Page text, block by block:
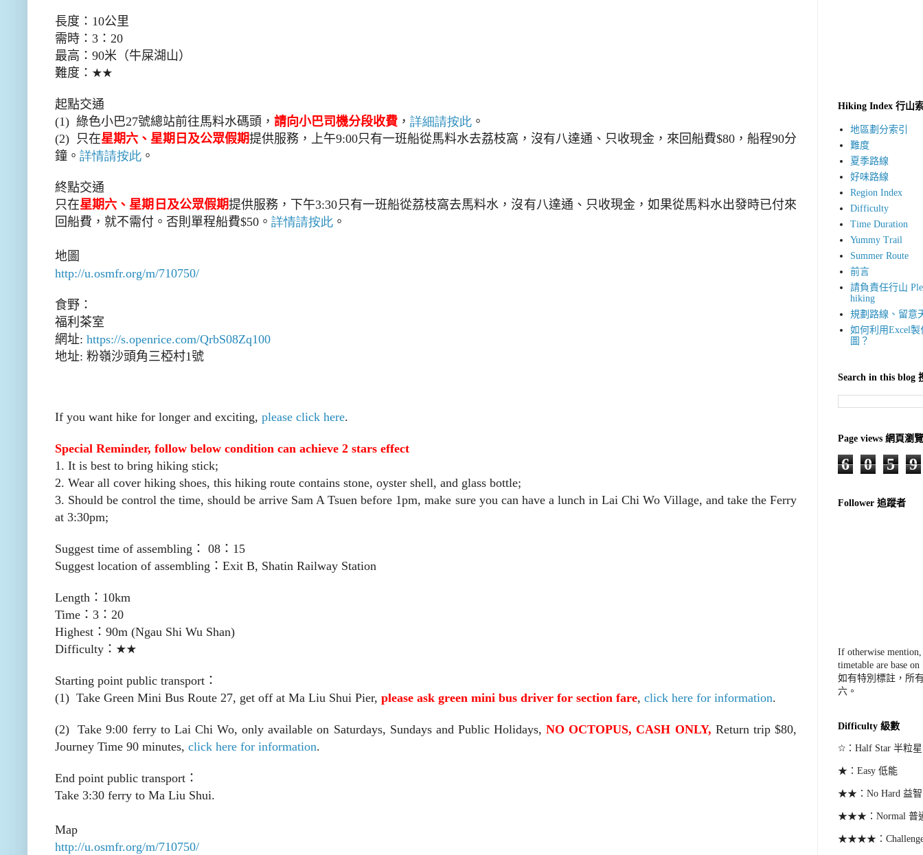
長度： 10公里
需時： 3 ： 20
最高： 90米（牛屎湖山）
難度： ★★
起點交通
(1) 綠色小巴27號總站前往馬料水碼頭， 請向小巴司機分段收費 ， 詳細請按此 。
(2) 只在星期六、星期日及公眾假期提供服務，上午9:00只有一班船從馬料水去荔枝窩，沒有八達通、只收現金，來回船費$80 ，船程90分
鐘。 詳情請按此 。
終點交通
只在星期六、星期日及公眾假期提供服務，下午3:30只有一班船從荔枝窩去馬料水，沒有八達通、只收現金，如果從馬料水出發時已付來
回船費，就不需付。否則單程船費$50 。 詳情請按此 。
地圖
http://u.osmfr.org/m/710750/
食野：
福利茶室
網址: https://s.openrice.com/QrbS08Zq100
地址: 粉嶺沙頭角三椏村1號
If you want hike for longer and exciting, please click here.
Special Reminder, follow below condition can achieve 2 stars effect
1. It is best to bring hiking stick;
2. Wear all cover hiking shoes, this hiking route contains stone, oyster shell, and glass bottle;
3. Should be control the time, should be arrive Sam A Tsuen before 1pm, make sure you can have a lunch in Lai Chi Wo Village, and take the Ferry
at 3:30pm;
Suggest time of assembling ： 08 ： 15
​Suggest location of assembling ： Exit B, Shatin Railway Station
Length ： 10km
Time ： 3 ： 20
Highest ： 90m (Ngau Shi Wu Shan)
Difficulty ： ★★
Starting point public transport ：
(1) Take Green Mini Bus Route 27, get off at Ma Liu Shui Pier, please ask green mini bus driver for section fare, click here for information.
(2) Take 9:00 ferry to Lai Chi Wo, only available on Saturdays, Sundays and Public Holidays,NO OCTOPUS, CASH ONLY, Return trip $80,
Journey Time 90 minutes, click here for information.
End point public transport ：
Take 3:30 ferry to Ma Liu Shui.
Map
http://u.osmfr.org/m/710750/
Hiking Index 行山
地區劃分索引
難度
夏季路線
好味路線
Region Index
Difficulty
Time Duration
Yummy Trail
Summer Route
前言
請負責任行山
hiking
規劃路線、留意
如何利用Excel
圖？
Search in this blog
Page views 網頁瀏
6 0 5 9
Follower 追蹤者
If otherwise
timetable are base on
如有特別標註，所
六。
Difficulty 級數
☆： Half Star 半粒星
★： Easy 低能
★★： No Hard 益智
★★★： Normal 普
★★★★：